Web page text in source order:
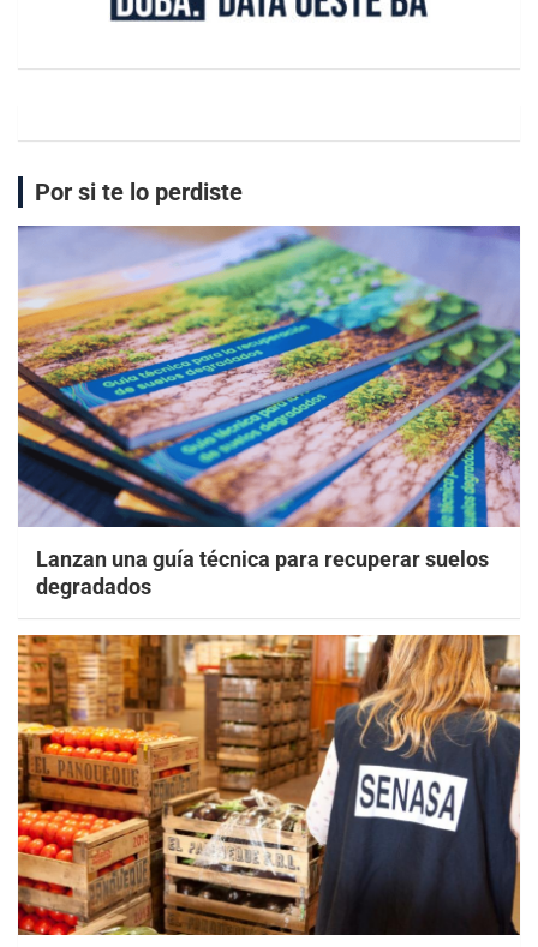
Por si te lo perdiste
Lanzan una guía técnica para recuperar suelos
degradados